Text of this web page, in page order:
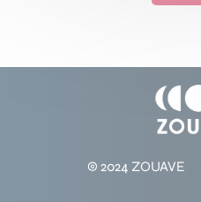
© 2024 ZOUAVE